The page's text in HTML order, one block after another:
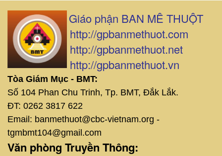
Giáo phận BAN MÊ THUỘT
http://gpbanmethuot.com
http://gpbanmethuot.net
http://gpbanmethuot.vn
Tòa Giám Mục - BMT:
Số 104 Phan Chu Trinh, Tp. BMT, Đắk Lắk.
ĐT: 0262 3817 622
Email: banmethuot@cbc-vietnam.org -
tgmbmt104@gmail.com
Văn phòng Truyền Thông: